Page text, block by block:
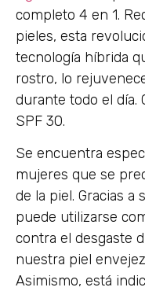
completo 4 en 1.
pieles, esta
tecnología híbrida
rostro, lo
durante todo el día.
SPF 30.
Se encuentra
mujeres que se
de la piel. Gracias
puede utilizarse
contra el desgaste
nuestra piel
Asimismo, está